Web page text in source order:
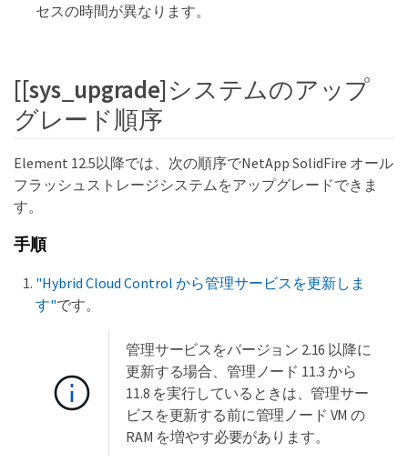
セスの時間が異なります。
[[sys_upgrade]システムのアップ
グレード順序
Element 12.5以降では、次の順序でNetApp SolidFire オール
フラッシュストレージシステムをアップグレードできま
す。
手順
"Hybrid Cloud Control から管理サービスを更新しま
す"です。
管理サービスをバージョン 2.16 以降に
更新する場合、管理ノード 11.3 から
11.8 を実行しているときは、管理サー
ビスを更新する前に管理ノード VM の
RAM を増やす必要があります。